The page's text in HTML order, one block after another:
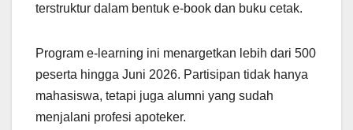
terstruktur dalam bentuk e-book dan buku cetak.
Program e-learning ini menargetkan lebih dari 500
peserta hingga Juni 2026. Partisipan tidak hanya
mahasiswa, tetapi juga alumni yang sudah
menjalani profesi apoteker.